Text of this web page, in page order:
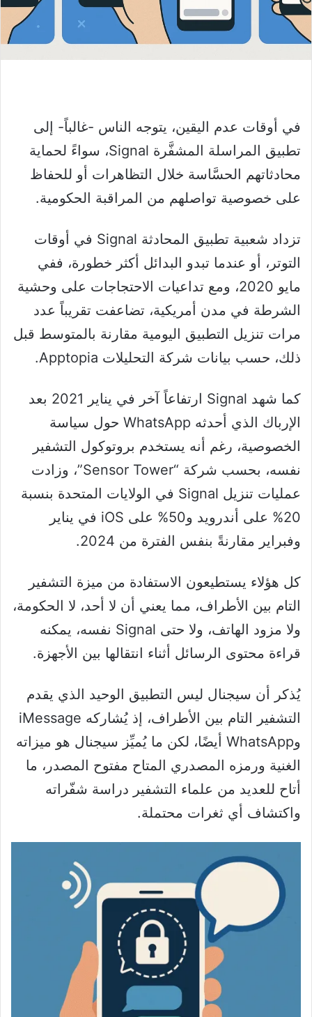
في أوقات عدم اليقين، يتوجه الناس -غالباً- إلى
تطبيق المراسلة المشفَّرة Signal، سواءً لحماية
محادثاتهم الحسَّاسة خلال التظاهرات أو للحفاظ
على خصوصية تواصلهم من المراقبة الحكومية.
تزداد شعبية تطبيق المحادثة Signal في أوقات
التوتر، أو عندما تبدو البدائل أكثر خطورة، ففي
مايو 2020، ومع تداعيات الاحتجاجات على وحشية
الشرطة في مدن أمريكية، تضاعفت تقريباً عدد
مرات تنزيل التطبيق اليومية مقارنة بالمتوسط قبل
ذلك، حسب بيانات شركة التحليلات Apptopia.
كما شهد Signal ارتفاعاً آخر في يناير 2021 بعد
الإرباك الذي أحدثه WhatsApp حول سياسة
الخصوصية، رغم أنه يستخدم بروتوكول التشفير
نفسه، بحسب شركة “Sensor Tower”، وزادت
عمليات تنزيل Signal في الولايات المتحدة بنسبة
20% على أندرويد و50% على iOS في يناير
وفبراير مقارنةً بنفس الفترة من 2024.
كل هؤلاء يستطيعون الاستفادة من ميزة التشفير
التام بين الأطراف، مما يعني أن لا أحد، لا الحكومة،
ولا مزود الهاتف، ولا حتى Signal نفسه، يمكنه
قراءة محتوى الرسائل أثناء انتقالها بين الأجهزة.
يُذكر أن سيجنال ليس التطبيق الوحيد الذي يقدم
التشفير التام بين الأطراف، إذ يُشاركه iMessage
وWhatsApp أيضًا، لكن ما يُميِّز سيجنال هو ميزاته
الغنية ورمزه المصدري المتاح مفتوح المصدر، ما
أتاح للعديد من علماء التشفير دراسة شفّراته
واكتشاف أي ثغرات محتملة.